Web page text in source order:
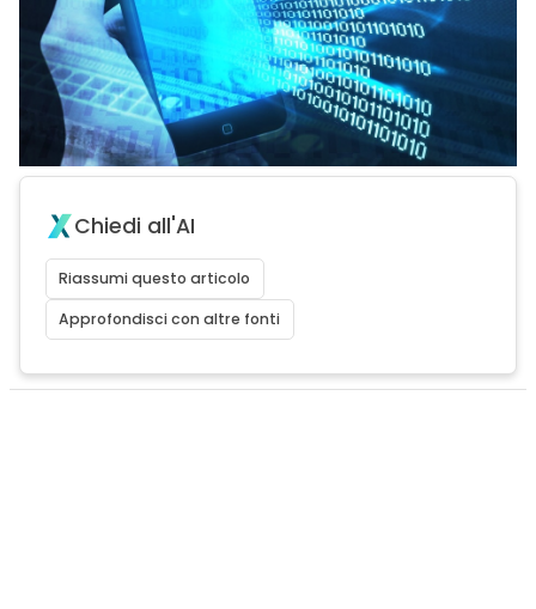
Chiedi all'AI
Riassumi questo articolo
Approfondisci con altre fonti